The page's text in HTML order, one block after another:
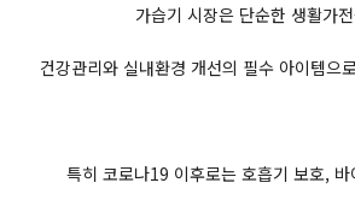
가습기 시장은 단순한 생활가
건강관리와 실내환경 개선의 필수 아이템으
특히 코로나19 이후로는 호흡기 보호,